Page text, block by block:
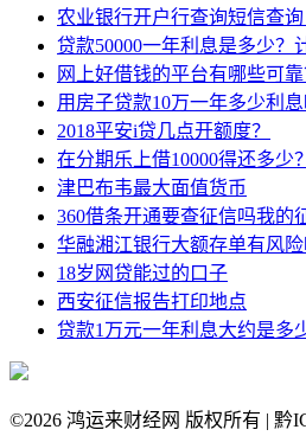
农业银行开户行查询短信查询
贷款50000一年利息是多少？
网上好借钱的平台有哪些可靠
用房子贷款10万一年多少利息
2018平安i贷几点开额度？
在分期乐上借10000得还多少？
津巴布韦最大面值货币
360借条开通要查征信吗我的
华融湘江银行大额存单有风险
18岁网贷能过的口子
西安征信报告打印地点
贷款1万元一年利息大约是多
©2026 鸿运来财经网 版权所有 | 黔